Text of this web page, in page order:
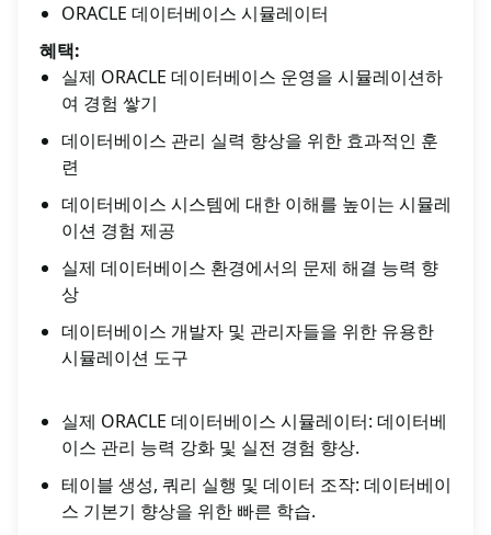
ORACLE 데이터베이스 시뮬레이터
혜택:
실제 ORACLE 데이터베이스 운영을 시뮬레이션하
여 경험 쌓기
데이터베이스 관리 실력 향상을 위한 효과적인 훈
련
데이터베이스 시스템에 대한 이해를 높이는 시뮬레
이션 경험 제공
실제 데이터베이스 환경에서의 문제 해결 능력 향
상
데이터베이스 개발자 및 관리자들을 위한 유용한
시뮬레이션 도구
실제 ORACLE 데이터베이스 시뮬레이터: 데이터베
이스 관리 능력 강화 및 실전 경험 향상.
테이블 생성, 쿼리 실행 및 데이터 조작: 데이터베이
스 기본기 향상을 위한 빠른 학습.